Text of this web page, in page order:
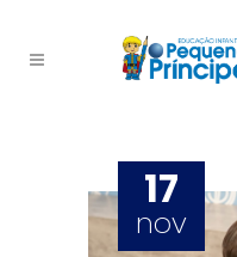
17
nov